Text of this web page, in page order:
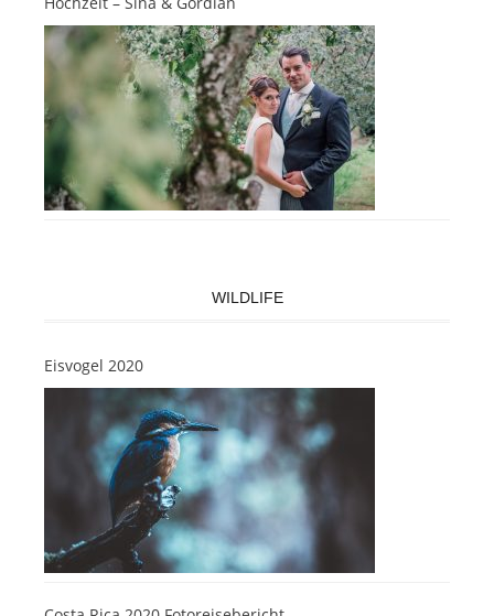
WILDLIFE
Eisvogel 2020